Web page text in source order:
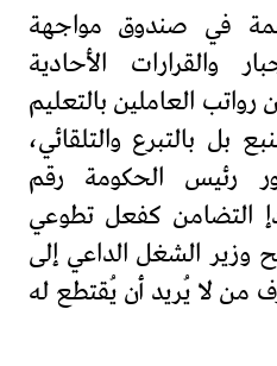
في صندوق مواجهة
والقرارات الأحادية
العاملين بالتعليم
بل بالتبرع والتلقائي،
رئيس الحكومة رقم
مبدإ التضامن كفعل تطوعي
الشغل الداعي إلى
لا يُريد أن يُقتطع له